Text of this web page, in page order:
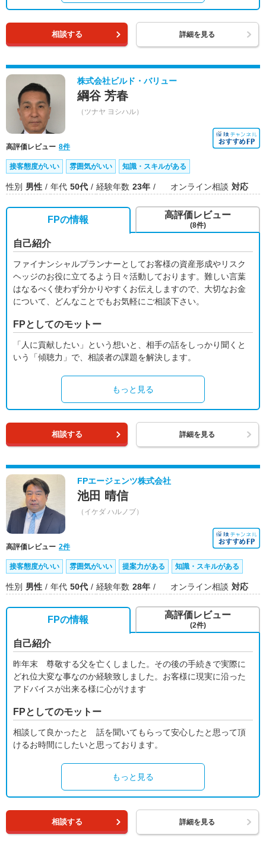
相談する 詳細を見る
株式会社ビルド・バリュー
綱谷 芳春
（ツナヤ ヨシハル）
高評価レビュー 8件
接客態度がいい 雰囲気がいい 知識・スキルがある
性別 男性 年代 50代 経験年数 23年 オンライン相談 対応
FPの情報
自己紹介
ファイナンシャルプランナーとしてお客様の資産形成やリスク
ヘッジのお役に立てるよう日々活動しております。難しい言葉
はなるべく使わず分かりやすくお伝えしますので、大切なお金
について、どんなことでもお気軽にご相談下さい。
FPとしてのモットー
「人に貢献したい」という想いと、相手の話をしっかり聞くと
いう「傾聴力」で、相談者の課題を解決します。
もっと見る
高評価レビュー
(8件)
相談する 詳細を見る
FPエージェンツ株式会社
池田 晴信
（イケダ ハルノブ）
高評価レビュー 2件
接客態度がいい 雰囲気がいい 提案力がある 知識・スキルがある
性別 男性 年代 50代 経験年数 28年 オンライン相談 対応
FPの情報
自己紹介
昨年末 尊敬する父を亡くしました。その後の手続きで実際に
どれ位大変な事なのか経験致しました。お客様に現実に沿った
アドバイスが出来る様に心がけます
FPとしてのモットー
相談して良かったと 話を聞いてもらって安心したと思って頂
けるお時間にしたいと思っております。
もっと見る
高評価レビュー
(2件)
相談する 詳細を見る